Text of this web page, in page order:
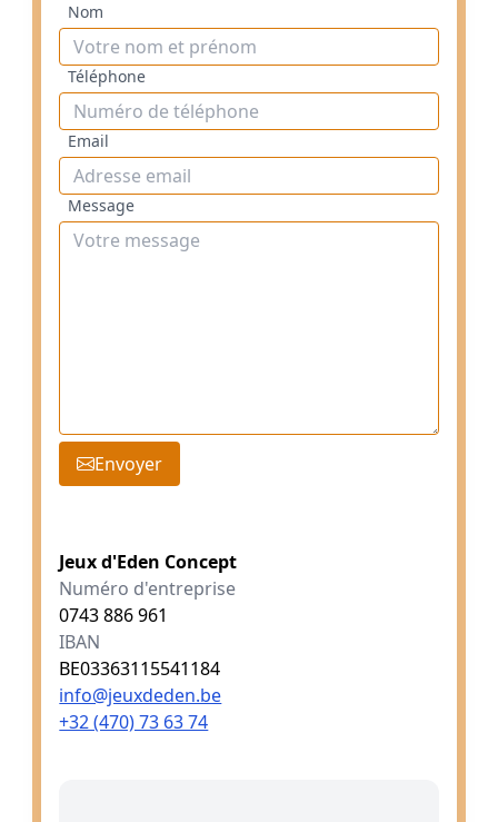
Nom
Téléphone
Email
Message
Envoyer
Jeux d'Eden Concept
Numéro d'entreprise
0743 886 961
IBAN
BE03363115541184
info@jeuxdeden.be
+32 (470) 73 63 74